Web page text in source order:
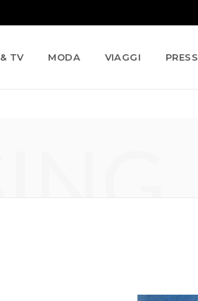
TV MODA VIAGGI PRESS